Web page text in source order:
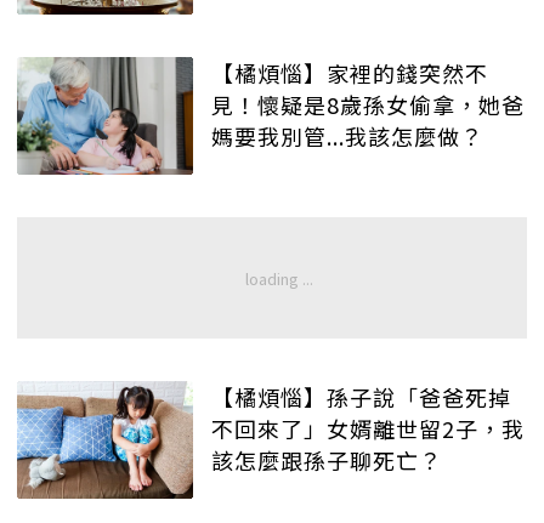
【橘煩惱】家裡的錢突然不
見！懷疑是8歲孫女偷拿，她爸
媽要我別管...我該怎麼做？
【橘煩惱】孫子說「爸爸死掉
不回來了」女婿離世留2子，我
該怎麼跟孫子聊死亡？